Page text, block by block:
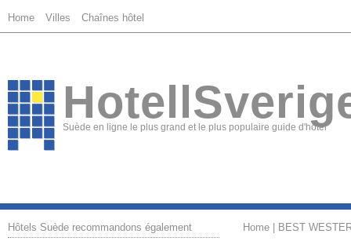
Home Villes Chaînes hôtel
Suède en ligne le plus grand et le plus populaire guide d'hôtel
Hôtels Suède recommandons également Home | BEST